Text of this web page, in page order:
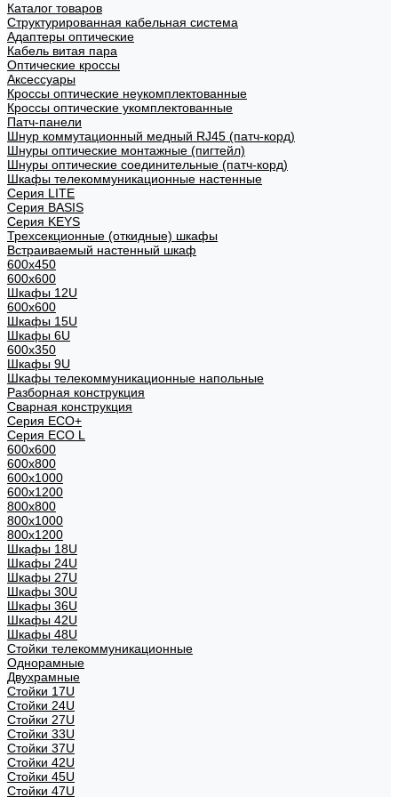
Каталог товаров
Структурированная кабельная система
Адаптеры оптические
Кабель витая пара
Оптические кроссы
Аксессуары
Кроссы оптические неукомплектованные
Кроссы оптические укомплектованные
Патч-панели
Шнур коммутационный медный RJ45 (патч-корд)
Шнуры оптические монтажные (пигтейл)
Шнуры оптические соединительные (патч-корд)
Шкафы телекоммуникационные настенные
Cерия LITE
Cерия BASIS
Cерия KEYS
Трехсекционные (откидные) шкафы
Встраиваемый настенный шкаф
600x450
600x600
Шкафы 12U
600x600
Шкафы 15U
Шкафы 6U
600x350
Шкафы 9U
Шкафы телекоммуникационные напольные
Разборная конструкция
Сварная конструкция
Серия ECO+
Серия ECO L
600x600
600x800
600х1000
600х1200
800x800
800х1000
800х1200
Шкафы 18U
Шкафы 24U
Шкафы 27U
Шкафы 30U
Шкафы 36U
Шкафы 42U
Шкафы 48U
Стойки телекоммуникационные
Однорамные
Двухрамные
Стойки 17U
Стойки 24U
Стойки 27U
Стойки 33U
Стойки 37U
Стойки 42U
Стойки 45U
Стойки 47U